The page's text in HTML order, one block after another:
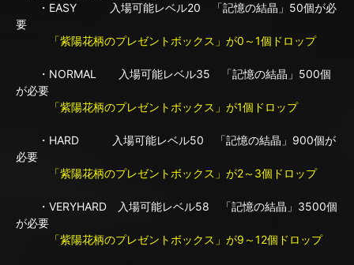
・EASY 入場可能レベル20 「記憶の結晶」50個が必
要
「紫陽花柄のプレゼントボックス」が0～1個ドロップ
・NORMAL 入場可能レベル35 「記憶の結晶」500個
が必要
「紫陽花柄のプレゼントボックス」が1個ドロップ
・HARD 入場可能レベル50 「記憶の結晶」900個が
必要
「紫陽花柄のプレゼントボックス」が2～3個ドロップ
・VERYHARD 入場可能レベル58 「記憶の結晶」3500個
が必要
「紫陽花柄のプレゼントボックス」が9～12個ドロップ